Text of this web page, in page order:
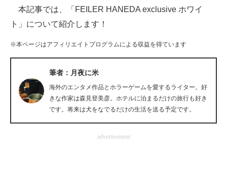
ビジネスと働き方のヒント
企業ITのトレンドを詳説
経営リーダーのコミュニティ
本記事では、「FEILER HANEDA exclusive ホワイ
ト」について紹介します！
※本ページはアフィリエイトプログラムによる収益を得ています
筆者：月夜に米
海外のエンタメ作品とホラーゲームを愛するライター。好
きな作家は森見登美彦。ホテルに泊まるだけの旅行も好き
です。将来は犬をなでるだけの生活を送る予定です。
advertisement